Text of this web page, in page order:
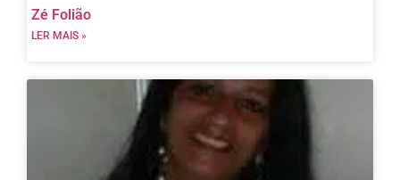
Zé Folião
LER MAIS »